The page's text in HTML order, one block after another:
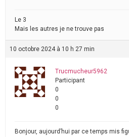
Le 3
Mais les autres je ne trouve pas
10 octobre 2024 à 10 h 27 min
Trucmucheur5962
Participant
0
0
0
Bonjour, aujourd’hui par ce temps mis